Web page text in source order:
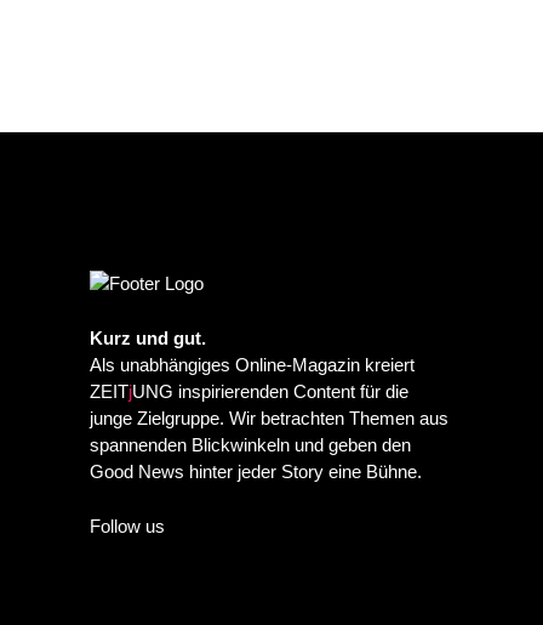
Kurz und gut.
Als unabhängiges Online-Magazin kreiert
ZEITjUNG inspirierenden Content für die
junge Zielgruppe. Wir betrachten Themen aus
spannenden Blickwinkeln und geben den
Good News hinter jeder Story eine Bühne.
Follow us